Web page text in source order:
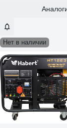
Нет в наличии